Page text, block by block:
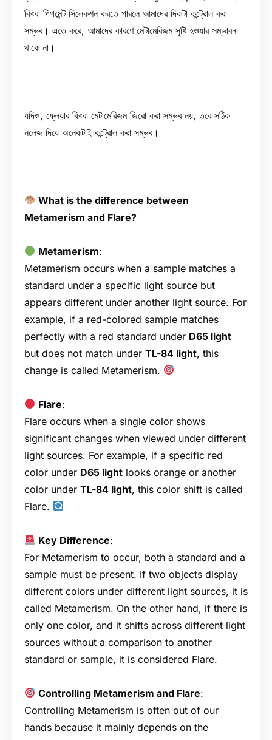
কিংবা পিগমেন্ট সিলেকশন করতে পারলে আমাদের দিকটা কন্ট্রোল করা
সম্ভব। এতে করে, আমাদের কারণে মেটামেরিজম সৃষ্টি হওয়ার সম্ভাবনা
থাকে না।
যদিও, ফ্লেয়ার কিংবা মেটামেরিজম জিরো করা সম্ভব নয়, তবে সঠিক
নলেজ দিয়ে অনেকটাই কন্ট্রোল করা সম্ভব।
What is the difference between
Metamerism and Flare?
Metamerism:
Metamerism occurs when a sample matches a
standard under a specific light source but
appears different under another light source. For
example, if a red-colored sample matches
perfectly with a red standard under D65 light
but does not match under TL-84 light, this
change is called Metamerism.
Flare:
Flare occurs when a single color shows
significant changes when viewed under different
light sources. For example, if a specific red
color under D65 light looks orange or another
color under TL-84 light, this color shift is called
Flare.
Key Difference:
For Metamerism to occur, both a standard and a
sample must be present. If two objects display
different colors under different light sources, it is
called Metamerism. On the other hand, if there is
only one color, and it shifts across different light
sources without a comparison to another
standard or sample, it is considered Flare.
Controlling Metamerism and Flare:
Controlling Metamerism is often out of our
hands because it mainly depends on the